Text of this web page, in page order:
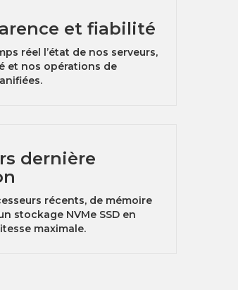
et fiabilité
réel l’état de nos serveurs,
et nos opérations de
dernière
récents, de mémoire
stockage NVMe SSD en
maximale.